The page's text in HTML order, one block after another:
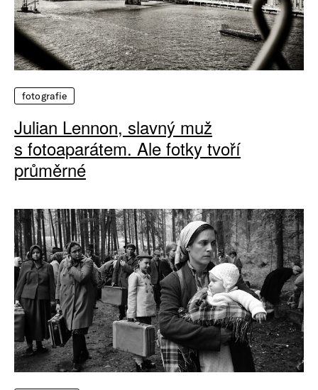
fotografie
Julian Lennon, slavný muž
s fotoaparátem. Ale fotky tvoří
průměrné